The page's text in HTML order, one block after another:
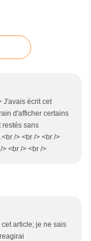
J'avais écrit cet
d'afficher certains
restés sans
/> <br /> <br />
<br /> <br />
article; je ne sais